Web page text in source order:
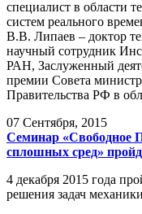
специалист в области
систем реального
В.В. Липаев – доктор
научный сотрудник
РАН, Заслуженный
премии Совета
Правительства РФ в
07 Сентября, 2015
Семинар «Свободное
сплошных сред»
4 декабря 2015 года
решения задач